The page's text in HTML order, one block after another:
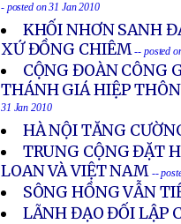
- posted on 31 Jan 2010
KHỐI NHƠN SANH
XỨ ĐỒNG CHIÊM -- posted
CỘNG ĐOÀN CÔNG
THÁNH GIÁ HIỆP
31 Jan 2010
HÀ NỘI TĂNG
TRUNG CỘNG ĐẶT
LOAN VÀ VIỆT NAM --
SÔNG HỒNG VẪN
LÃNH ĐẠO ĐỐI LẬP